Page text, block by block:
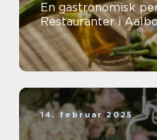
En gastronomisk
Restauranter i
14. februar 2025